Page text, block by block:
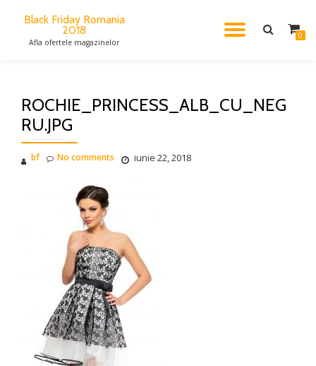
Black Friday Romania
2018
Afla ofertele magazinelor
0
ROCHIE_PRINCESS_ALB_CU_NEG
RU.JPG
bf iunie 22, 2018
No comments